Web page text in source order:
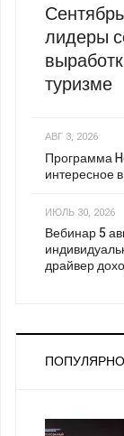
лидеры
туризме
АВГ 3, 2026
Программа
интересное
ИЮЛЬ 30, 2026
Вебинар 5
драйвер